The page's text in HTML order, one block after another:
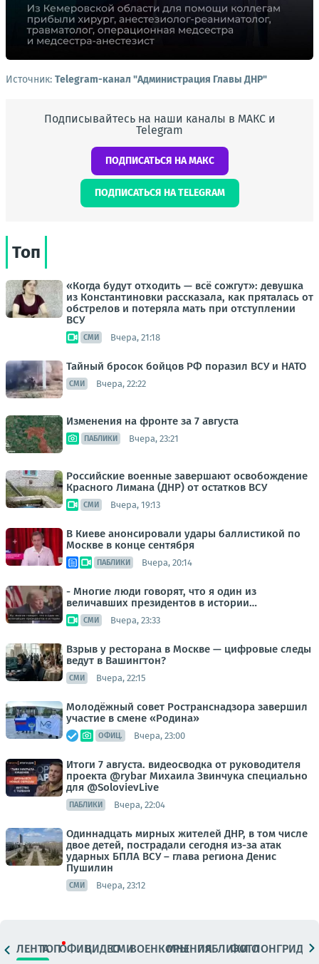
Источник: Telegram-канал "Администрация Главы ДНР"
Подписывайтесь на наши каналы в МАКС и
Telegram
ПОДПИСАТЬСЯ НА МАКС
ПОДПИСАТЬСЯ НА TELEGRAM
Топ
«Когда будут отходить — всё сожгут»: девушка
из Константиновки рассказала, как пряталась от
обстрелов и потеряла мать при отступлении
ВСУ
СМИ Вчера, 21:18
Тайный бросок бойцов РФ поразил ВСУ и НАТО
СМИ Вчера, 22:22
Изменения на фронте за 7 августа
ПАБЛИКИ Вчера, 23:21
Российские военные завершают освобождение
Красного Лимана (ДНР) от остатков ВСУ
СМИ Вчера, 19:13
В Киеве анонсировали удары баллистикой по
Москве в конце сентября
ПАБЛИКИ Вчера, 20:14
- Многие люди говорят, что я один из
величавших президентов в истории…
СМИ Вчера, 23:33
Взрыв у ресторана в Москве — цифровые следы
ведут в Вашингтон?
СМИ Вчера, 22:15
Молодёжный совет Ространснадзора завершил
участие в смене «Родина»
ОФИЦ. Вчера, 23:00
Итоги 7 августа. видеосводка от руководителя
проекта @rybar Михаила Звинчука специально
для @SolovievLive
ПАБЛИКИ Вчера, 22:04
Одиннадцать мирных жителей ДНР, в том числе
двое детей, пострадали сегодня из-за атак
ударных БПЛА ВСУ – глава региона Денис
Пушилин
СМИ Вчера, 23:12
ЛЕНТАТОПОФИЦ.ВИДЕОСМИВОЕНКОРЫМНЕНИЯПАБЛИКИ
ФОТОЛОНГРИДЫ